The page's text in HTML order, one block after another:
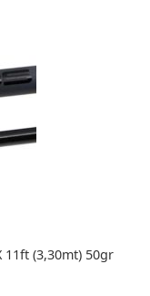
11ft (3,30mt) 50gr